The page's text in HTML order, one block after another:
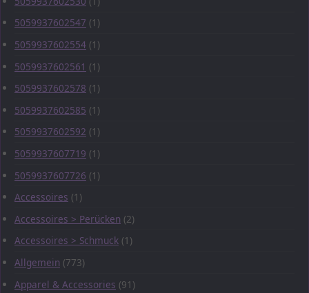
5059937602547 (1)
5059937602554 (1)
5059937602561 (1)
5059937602578 (1)
5059937602585 (1)
5059937602592 (1)
5059937607719 (1)
5059937607726 (1)
Accessoires (1)
Accessoires > Perücken (2)
Accessoires > Schmuck (1)
Allgemein (773)
Apparel & Accessories (91)